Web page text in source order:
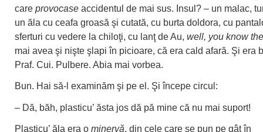
care provocase accidentul de mai sus. Insul? – un malac,
un ăla cu ceafa groasă şi cutată, cu burta doldora, cu
sferturi cu vedere la chiloţi, cu lanţ de Au, well, you know
mai avea şi nişte şlapi în picioare, că era cald afară. Şi era
Praf. Cui. Pulbere. Abia mai vorbea.
Bun. Hai să-l examinăm şi pe el. Şi începe circul:
– Dă, băh, plasticu’ ăsta jos dă pă mine că nu mai suport!
Plasticu’ ăla era o minervă, din cele care se pun pe gât în